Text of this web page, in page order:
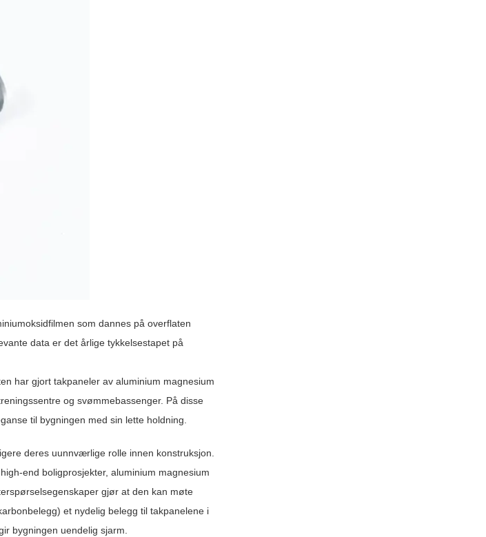
som dannes på overflaten
data er det årlige tykkelsestapet på
har gjort takpaneler av aluminium magnesium
og svømmebassenger. På disse
til bygningen med sin lette holdning.
deres uunnværlige rolle innen konstruksjon.
end boligprosjekter, aluminium magnesium
gjør at den kan møte
et nydelig belegg til takpanelene i
bygningen uendelig sjarm.